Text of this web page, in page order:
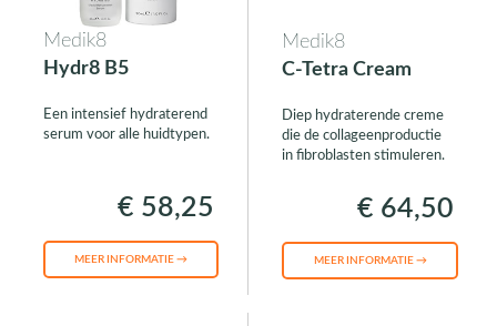
Medik8
Hydr8 B5
Een intensief hydraterend
serum voor alle huidtypen.
€ 58,25
MEER INFORMATIE →
Medik8
C-Tetra Cream
Diep hydraterende creme
die de collageenproductie
in fibroblasten stimuleren.
€ 64,50
MEER INFORMATIE →